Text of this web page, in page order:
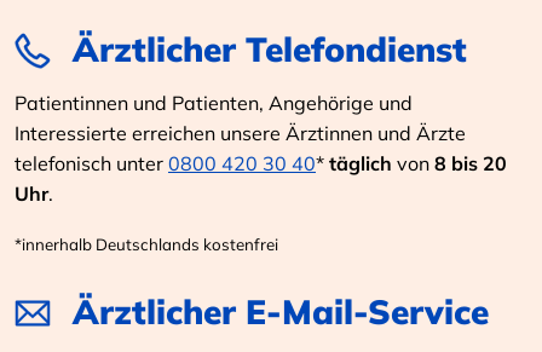
Ärztlicher Telefondienst
Patientinnen und Patienten, Angehörige und
Interessierte erreichen unsere Ärztinnen und Ärzte
telefonisch unter 0800 420 30 40* täglich von 8 bis 20
Uhr.
*innerhalb Deutschlands kostenfrei
Ärztlicher E-Mail-Service